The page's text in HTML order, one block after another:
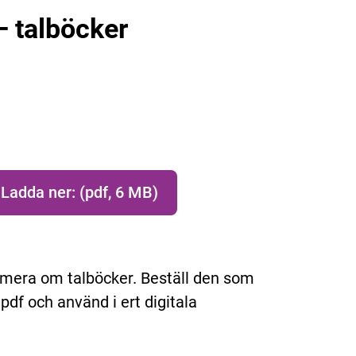
talböcker
exemplar av Affisch, Hitta ditt sätt att läsa – talböcker
Ladda ner: (pdf, 6 MB)
om talböcker. Beställ den som
och använd i ert digitala